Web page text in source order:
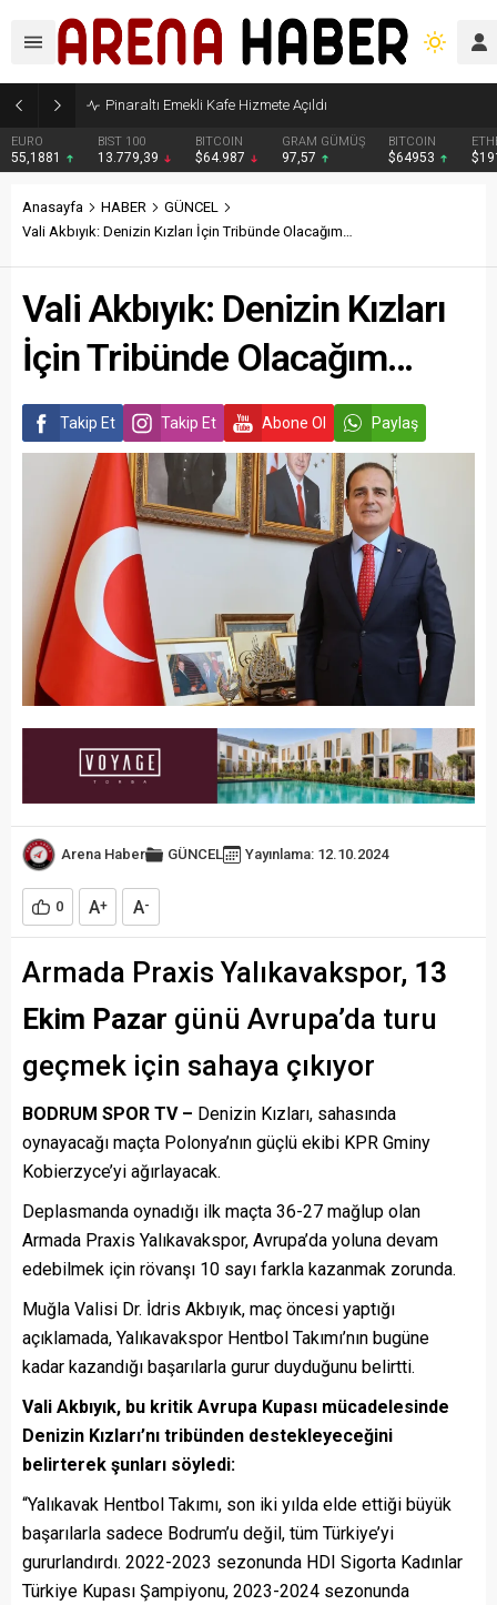
Belediyeden Taşınmaz Kiralama İhalesi
BIST 100
13.779,39
BITCOIN
$64.987
GRAM GÜMÜŞ
97,57
BITCOIN
$64953
ETHEREUM
$1919.52
Anasayfa HABER
GÜNCEL
Vali Akbıyık: Denizin Kızları İçin Tribünde Olacağım…
Vali Akbıyık: Denizin Kızları
İçin Tribünde Olacağım…
Takip Et Takip Et Abone Ol Paylaş
Arena Haber GÜNCEL Yayınlama: 12.10.2024
0 A+ A-
Armada Praxis Yalıkavakspor, 13
Ekim Pazar günü Avrupa’da turu
geçmek için sahaya çıkıyor
BODRUM SPOR TV – Denizin Kızları, sahasında
oynayacağı maçta Polonya’nın güçlü ekibi KPR Gminy
Kobierzyce’yi ağırlayacak.
Deplasmanda oynadığı ilk maçta 36-27 mağlup olan
Armada Praxis Yalıkavakspor, Avrupa’da yoluna devam
edebilmek için rövanşı 10 sayı farkla kazanmak zorunda.
Muğla Valisi Dr. İdris Akbıyık, maç öncesi yaptığı
açıklamada, Yalıkavakspor Hentbol Takımı’nın bugüne
kadar kazandığı başarılarla gurur duyduğunu belirtti.
Vali Akbıyık, bu kritik Avrupa Kupası mücadelesinde
Denizin Kızları’nı tribünden destekleyeceğini
belirterek şunları söyledi:
“Yalıkavak Hentbol Takımı, son iki yılda elde ettiği büyük
başarılarla sadece Bodrum’u değil, tüm Türkiye’yi
gururlandırdı. 2022-2023 sezonunda HDI Sigorta Kadınlar
Türkiye Kupası Şampiyonu, 2023-2024 sezonunda